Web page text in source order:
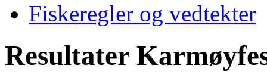
Fiskeregler og vedtekter
Resultater